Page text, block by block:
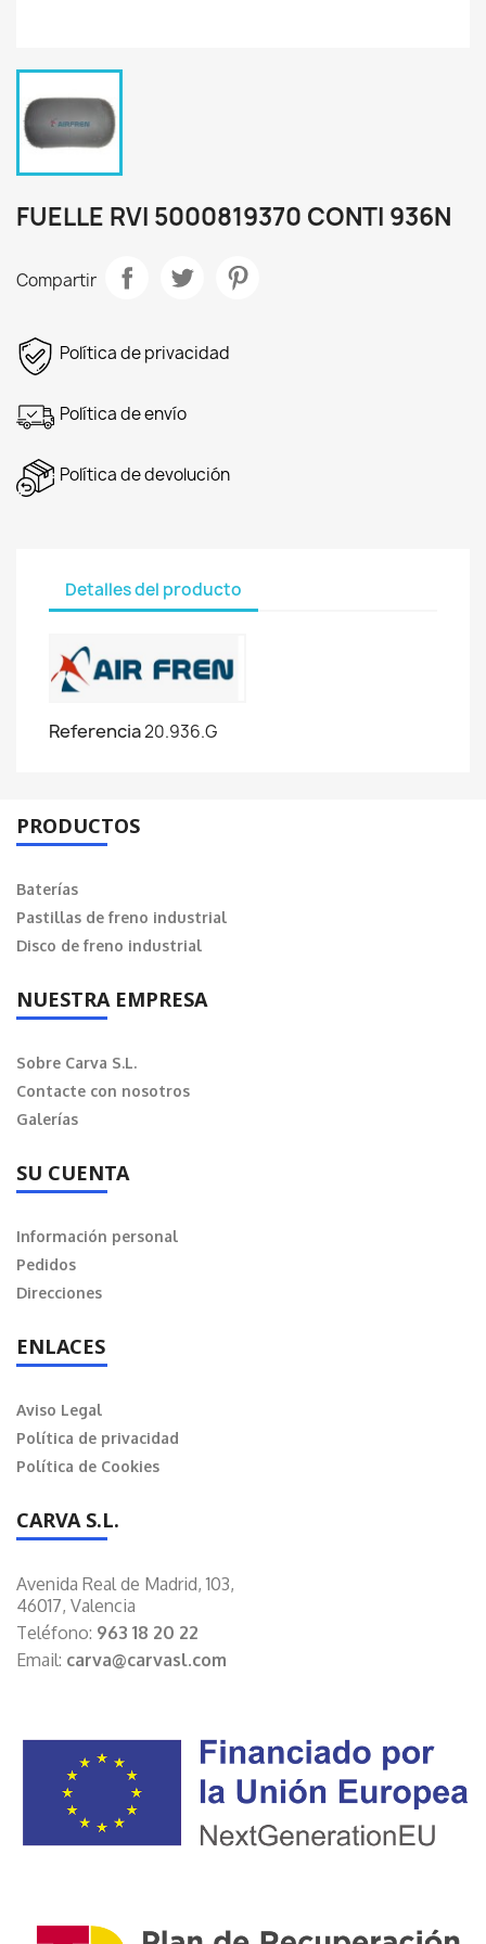
FUELLE RVI 5000819370 CONTI 936N
Compartir
Política de privacidad
Política de envío
Política de devolución
Detalles del producto
Referencia20.936.G
PRODUCTOS
Baterías
Pastillas de freno industrial
Disco de freno industrial
NUESTRA EMPRESA
Sobre Carva S.L.
Contacte con nosotros
Galerías
SU CUENTA
Información personal
Pedidos
Direcciones
ENLACES
Aviso Legal
Política de privacidad
Política de Cookies
CARVA S.L.
Avenida Real de Madrid, 103,
46017, Valencia
Teléfono: 963 18 20 22
Email: carva@carvasl.com